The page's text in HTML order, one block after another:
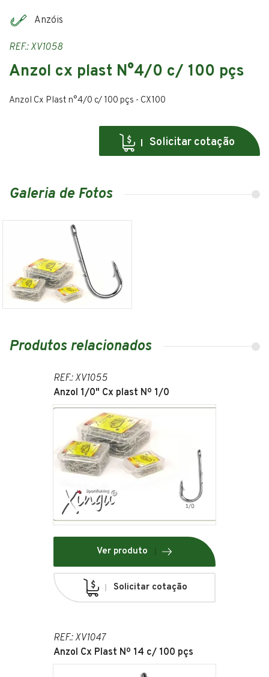
Anzóis
REF.: XV1058
Anzol cx plast N°4/0 c/ 100 pçs
Anzol Cx Plast n°4/0 c/ 100 pçs - CX100
Solicitar cotação
Galeria de Fotos
Produtos relacionados
REF.: XV1055
Anzol 1/0" Cx plast Nº 1/0
Ver produto
Solicitar cotação
REF.: XV1047
Anzol Cx Plast Nº 14 c/ 100 pçs